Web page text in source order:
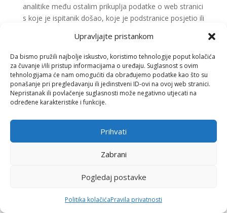
Upravljajte pristankom
Da bismo pružili najbolje iskustvo, koristimo tehnologije poput kolačića
za čuvanje i/ili pristup informacijama o uređaju. Suglasnost s ovim
tehnologijama će nam omogućiti da obrađujemo podatke kao što su
ponašanje pri pregledavanju ili jedinstveni ID-ovi na ovoj web stranici.
Nepristanak ili povlačenje suglasnosti može negativno utjecati na
određene karakteristike i funkcije.
Prihvati
Zabrani
Pogledaj postavke
Politika kolačićaPravila privatnosti
analitike među ostalim prikuplja podatke o web stranici
s koje je ispitanik došao, koje je podstranice posjetio ili
podstranicu. Web analitika se koristi za optimizaciju
web stranice i kako bi se provela analiza oglašavanja
na internetu.
Vlasnik servisa Google Analytics je Google Inc., 1600
Amphitheatre Pkwy, Mountain View, CA 94043-1351,
SAD.
voditelj obrade osobnih podataka koristi aplikaciju
skraćena od strane Googlea i anonimizirana kada web
stranici Makora.hr pristupa ispitanik iz države članice
EU ili neke druge države pod nadležnosti Europskog
gospodarskog prostora.